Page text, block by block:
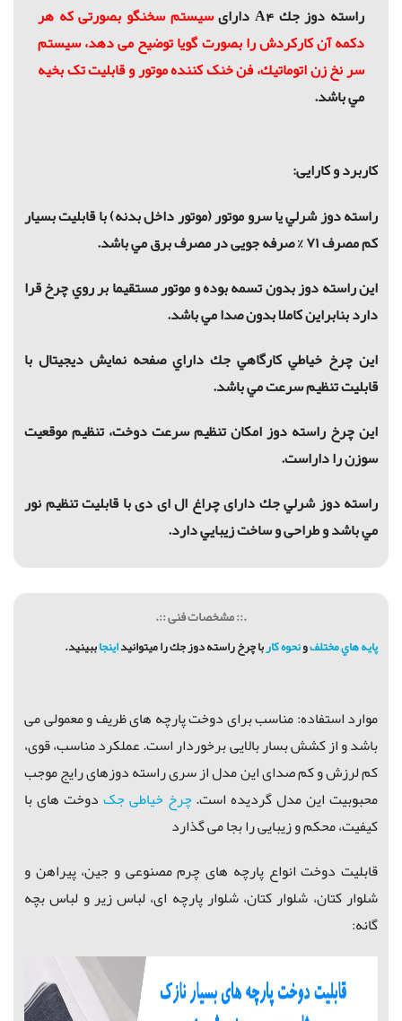
راسته دوز جك A4 دارای
سيستم سخنگو بصورتی که هر
دکمه آن کارکردش را بصورت گویا توضیح می دهد،سيستم
سر نخ زن اتوماتيك،فن خنک کننده موتور و قابلیت تک بخیه
مي باشد.
کاربرد و کارایی:
راسته دوز شرلي يا سرو موتور (موتور داخل بدنه) با قابلیت بسیار
کم مصرف ۷۱ % صرفه جویی در مصرف برق مي باشد.
اين راسته دوز بدون تسمه بوده و موتور مستقيما بر روي چرخ قرا
دارد بنابراين كاملا بدون صدا مي باشد.
اين چرخ خياطي كارگاهي جك داراي صفحه نمایش دیجیتال با
قابليت تنظيم سرعت مي باشد.
اين چرخ راسته دوز امکان تنظیم سرعت دوخت، تنظیم موقعیت
سوزن را داراست.
راسته دوز شرلي جك دارای چراغ ال ای دی با قابلیت تنظیم نور
مي باشد و طراحی و ساخت زیبايي دارد.
.:: مشخصات فنی ::.
پايه هاي مختلفونحوه كاربا چرخ راسته دوز جك را ميتوانيداينجاببينيد.
موارد استفاده: مناسب برای دوخت پارچه های ظریف و معمولی می
باشد و از کشش بسار بالایی برخوردار است. عملکرد مناسب، قوی،
کم لرزش و کم صدای این مدل از سری راسته دوزهای رایج موجب
محبوبیت این مدل گردیده است.چرخ خیاطی جکدوخت های با
کیفیت، محکم و زیبایی را بجا می گذارد
قابلیت دوخت انواع پارچه های چرم مصنوعی و جین، پیراهن و
شلوار کتان، شلوار کتان، شلوار پارچه ای، لباس زیر و لباس بچه
گانه: